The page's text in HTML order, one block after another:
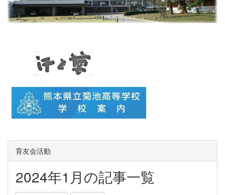
育友会活動
2024年1月の記事一覧